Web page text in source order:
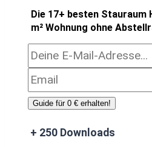
Duschvorhangstange
9. Magnetstreifen rund
platzieren
Die 17+ besten Stauraum
m² Wohnung ohne
Guide für 0 € erhalten!
+ 250 Downloads